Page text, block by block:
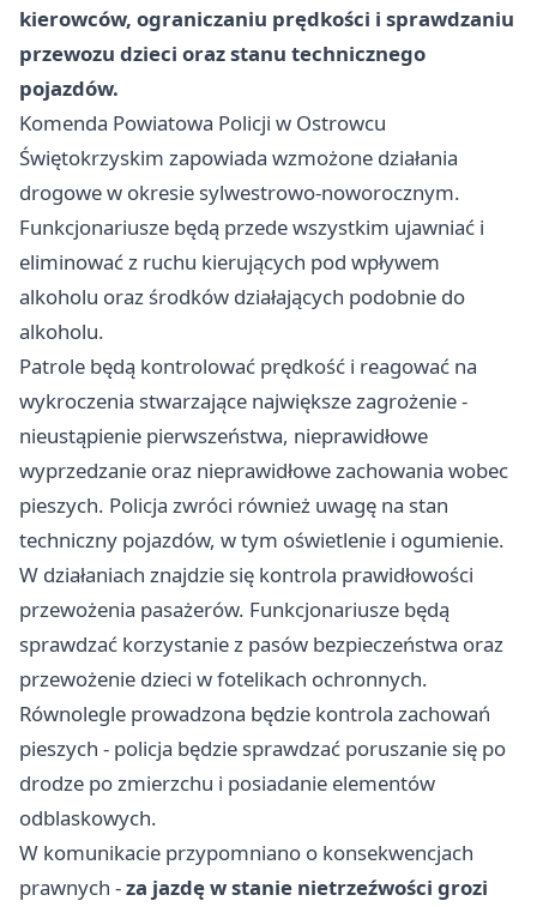
kierowców, ograniczaniu prędkości i sprawdzaniu
przewozu dzieci oraz stanu technicznego
pojazdów.
Komenda Powiatowa Policji w Ostrowcu
Świętokrzyskim zapowiada wzmożone działania
drogowe w okresie sylwestrowo-noworocznym.
Funkcjonariusze będą przede wszystkim ujawniać i
eliminować z ruchu kierujących pod wpływem
alkoholu oraz środków działających podobnie do
alkoholu.
Patrole będą kontrolować prędkość i reagować na
wykroczenia stwarzające największe zagrożenie -
nieustąpienie pierwszeństwa, nieprawidłowe
wyprzedzanie oraz nieprawidłowe zachowania wobec
pieszych. Policja zwróci również uwagę na stan
techniczny pojazdów, w tym oświetlenie i ogumienie.
W działaniach znajdzie się kontrola prawidłowości
przewożenia pasażerów. Funkcjonariusze będą
sprawdzać korzystanie z pasów bezpieczeństwa oraz
przewożenie dzieci w fotelikach ochronnych.
Równolegle prowadzona będzie kontrola zachowań
pieszych - policja będzie sprawdzać poruszanie się po
drodze po zmierzchu i posiadanie elementów
odblaskowych.
W komunikacie przypomniano o konsekwencjach
prawnych -za jazdę w stanie nietrzeźwości grozi